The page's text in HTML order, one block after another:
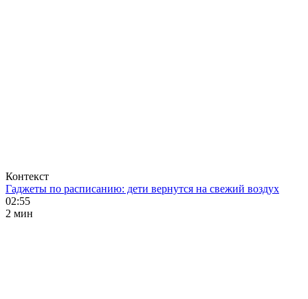
Контекст
Гаджеты по расписанию: дети вернутся на свежий воздух
02:55
2 мин